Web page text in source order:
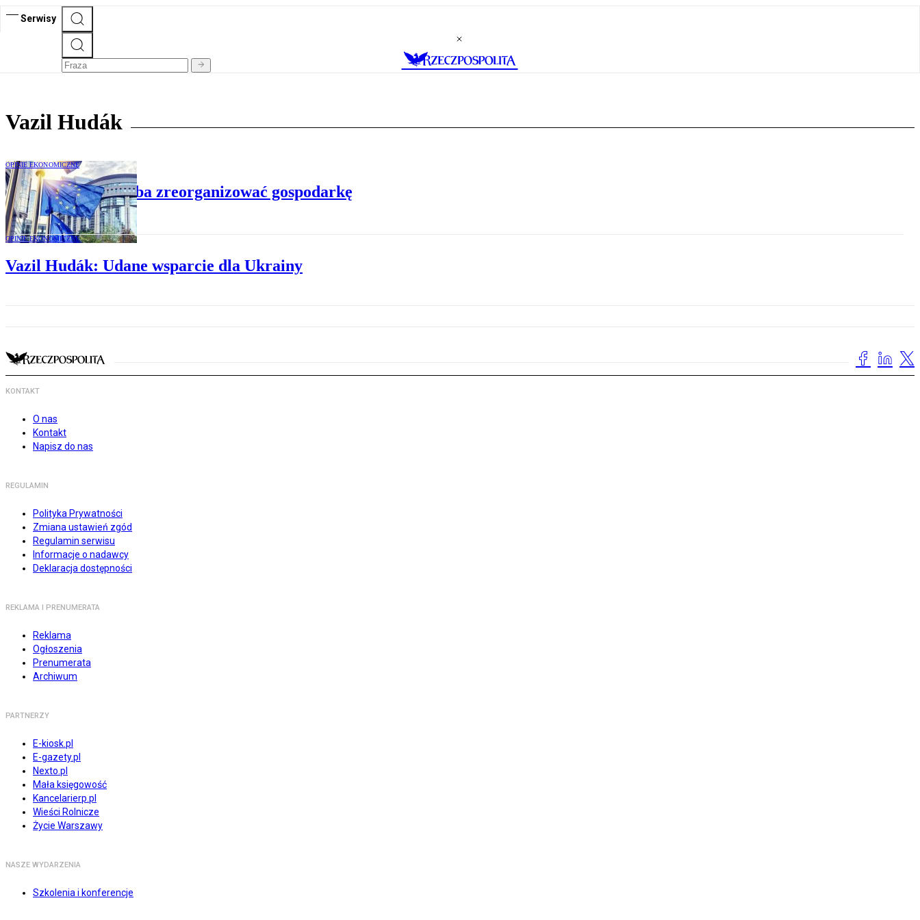
Serwisy
Vazil Hudák
OPINIE EKONOMICZNE
Vazil Hudák: Trzeba zreorganizować gospodarkę
OPINIE EKONOMICZNE
Vazil Hudák: Udane wsparcie dla Ukrainy
KONTAKT
O nas
Kontakt
Napisz do nas
REGULAMIN
Polityka Prywatności
Zmiana ustawień zgód
Regulamin serwisu
Informacje o nadawcy
Deklaracja dostępności
REKLAMA I PRENUMERATA
Reklama
Ogłoszenia
Prenumerata
Archiwum
PARTNERZY
E-kiosk.pl
E-gazety.pl
Nexto.pl
Mała księgowość
Kancelarierp.pl
Wieści Rolnicze
Życie Warszawy
NASZE WYDARZENIA
Szkolenia i konferencje